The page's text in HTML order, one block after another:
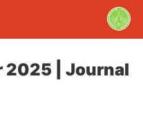
2025 | Journal